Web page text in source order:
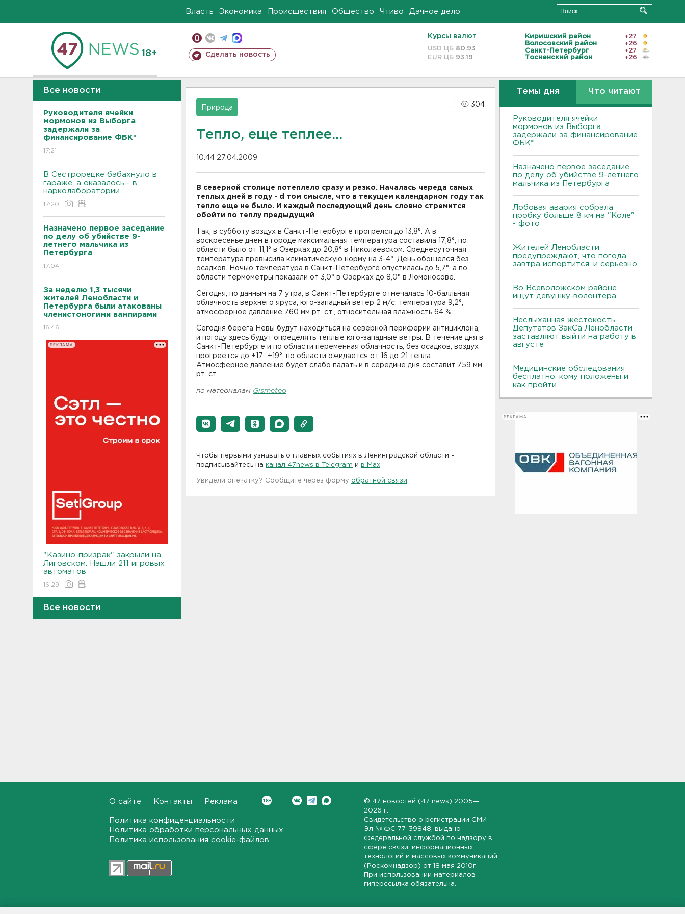
Власть Экономика Происшествия Общество Чтиво Дачное дело
18+ Сделать новость
Курсы валют
USD ЦБ 80.93
EUR ЦБ 93.19
Киришский район
+27
Волосовский район
+26
Санкт-Петербург
+27
Тосненский район
+26
Все новости
Руководителя ячейки
мормонов из Выборга
задержали за
финансирование ФБК*
17:21
В Сестрорецке бабахнуло в
гараже, а оказалось - в
нарколаборатории
17:20
Назначено первое заседание
по делу об убийстве 9-
летнего мальчика из
Петербурга
17:04
За неделю 1,3 тысячи
жителей Ленобласти и
Петербурга были атакованы
членистоногими вампирами
16:46
РЕКЛАМА
"Казино-призрак" закрыли на
Лиговском. Нашли 211 игровых
автоматов
16:29
Бомбоубежища во
Жителей Ленобласти
предупреждают, что погода
завтра испортится, и
Все новости
Природа
304
Тепло, еще теплее...
10:44 27.04.2009
В северной столице потеплело сразу и резко. Началась череда самых
теплых дней в году - d том смысле, что в текущем календарном году так
тепло еще не было. И каждый последующий день словно стремится
обойти по теплу предыдущий
Так, в субботу воздух в Санкт-Петербурге прогрелся до 13,8°. А в
воскресенье днем в городе максимальная температура составила 17,8°, по
области было от 11,1° в Озерках до 20,8° в Николаевском. Среднесуточная
температура превысила климатическую норму на 3-4°. День обошелся без
осадков. Ночью температура в Санкт-Петербурге опустилась до 5,7°, а по
области термометры показали от 3,0° в Озерках до 8,0° в Ломоносове.
Сегодня, по данным на 7 утра, в Санкт-Петербурге отмечалась 10-балльная
облачность верхнего яруса, юго-западный ветер 2 м/с, температура 9,2°,
атмосферное давление 760 мм рт. ст., относительная влажность 64 %.
Сегодня берега Невы будут находиться на северной периферии антициклона,
и погоду здесь будут определять теплые юго-западные ветры. В течение дня в
Санкт-Петербурге и по области переменная облачность, без осадков, воздух
прогреется до +17…+19°, по области ожидается от 16 до 21 тепла.
Атмосферное давление будет слабо падать и в середине дня составит 759 мм
рт. ст.
по материалам Gismeteo
Чтобы первыми узнавать о главных событиях в Ленинградской области -
подписывайтесь на канал 47news в Telegram и в Maх
Увидели опечатку? Сообщите через форму обратной связи
Темы дня Что читают
Руководителя ячейки
мормонов из Выборга
задержали за финансирование
ФБК*
Назначено первое заседание
по делу об убийстве 9-летнего
мальчика из Петербурга
Лобовая авария собрала
пробку больше 8 км на "Коле"
- фото
Жителей Ленобласти
предупреждают, что погода
завтра испортится, и серьезно
Во Всеволожском районе
ищут девушку-волонтера
Неслыханная жестокость.
Депутатов ЗакСа Ленобласти
заставляют выйти на работу в
августе
Медицинские обследования
бесплатно: кому положены и
как пройти
РЕКЛАМА
О сайте Контакты Реклама
Политика конфиденциальности
Политика обработки персональных данных
Политика использования cookie-файлов
© 47 новостей (47 news) 2005—
2026 г.
Свидетельство о регистрации СМИ
Эл № ФС 77-39848 , выдано
Федеральной службой по надзору в
сфере связи, информационных
технологий и массовых коммуникаций
(Роскомнадзор) от 18 мая 2010г.
При использовании материалов
гиперссылка обязательна.